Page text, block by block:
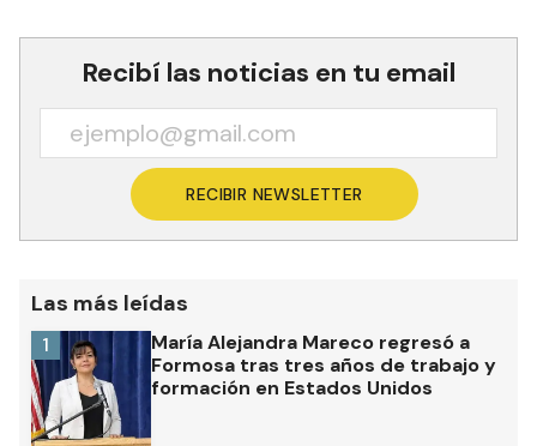
Recibí las noticias en tu email
RECIBIR NEWSLETTER
Las más leídas
María Alejandra Mareco regresó a
Formosa tras tres años de trabajo y
formación en Estados Unidos
1